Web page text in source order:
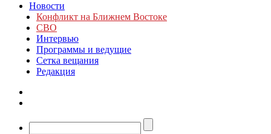
Новости
Конфликт на Ближнем Востоке
СВО
Интервью
Программы и ведущие
Сетка вещания
Редакция